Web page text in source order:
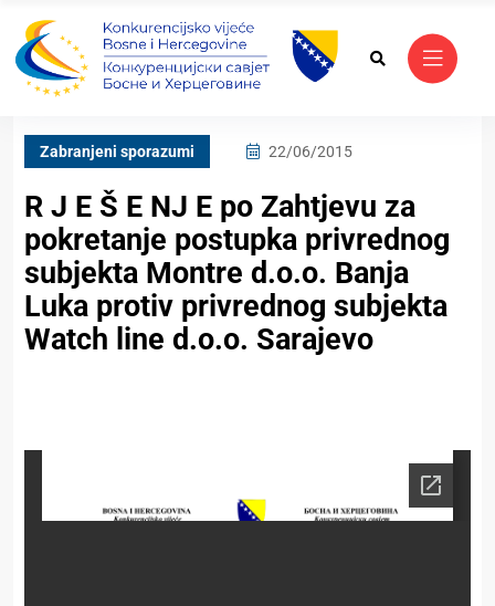
Zabranjeni sporazumi 22/06/2015
R J E Š E NJ E po Zahtjevu za
pokretanje postupka privrednog
subjekta Montre d.o.o. Banja
Luka protiv privrednog subjekta
Watch line d.o.o. Sarajevo